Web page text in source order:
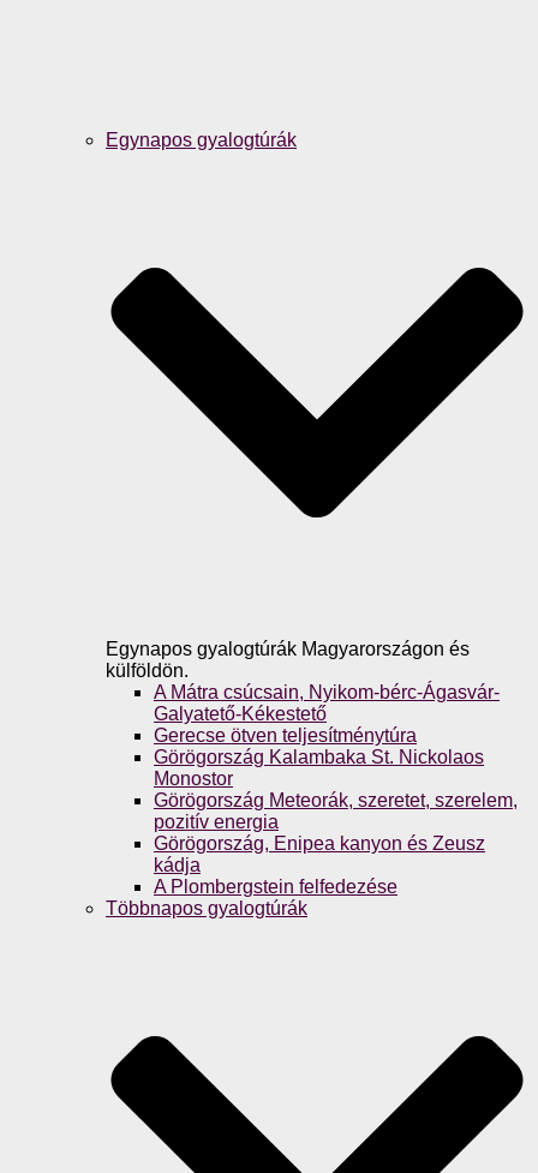
Egynapos gyalogtúrák
Egynapos gyalogtúrák Magyarországon és
külföldön.
A Mátra csúcsain, Nyikom-bérc-Ágasvár-
Galyatető-Kékestető
Gerecse ötven teljesítménytúra
Görögország Kalambaka St. Nickolaos
Monostor
Görögország Meteorák, szeretet, szerelem,
pozitív energia
Görögország, Enipea kanyon és Zeusz
kádja
A Plombergstein felfedezése
Többnapos gyalogtúrák